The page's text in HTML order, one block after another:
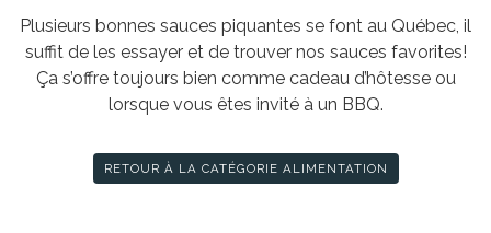
Plusieurs bonnes sauces piquantes se font au Québec, il
suffit de les essayer et de trouver nos sauces favorites!
Ça s’offre toujours bien comme cadeau d’hôtesse ou
lorsque vous êtes invité à un BBQ.
RETOUR À LA CATÉGORIE ALIMENTATION